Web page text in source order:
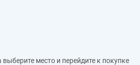
место и перейдите к покупке